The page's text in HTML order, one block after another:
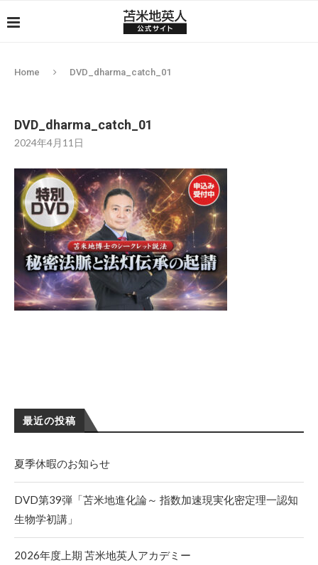
Home DVD_dharma_catch_01
DVD_dharma_catch_01
2024年4月11日
最近の投稿
夏季休暇のお知らせ
DVD第39弾「苫米地進化論～ 指数加速現実化密定理一認知
生物学初講」
2026年度上期 苫米地英人アカデミー